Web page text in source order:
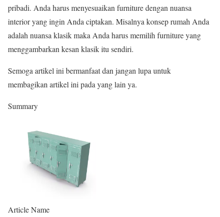
pribadi. Anda harus menyesuaikan furniture dengan nuansa
interior yang ingin Anda ciptakan. Misalnya konsep rumah Anda
adalah nuansa klasik maka Anda harus memilih furniture yang
menggambarkan kesan klasik itu sendiri.
Semoga artikel ini bermanfaat dan jangan lupa untuk
membagikan artikel ini pada yang lain ya.
Summary
Article Name